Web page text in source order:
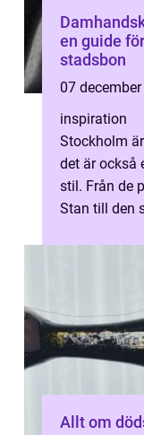
en guide
stadsbon
07
inspiration
Stockholm
det är också
stil. Från de
Stan till den
Allt om